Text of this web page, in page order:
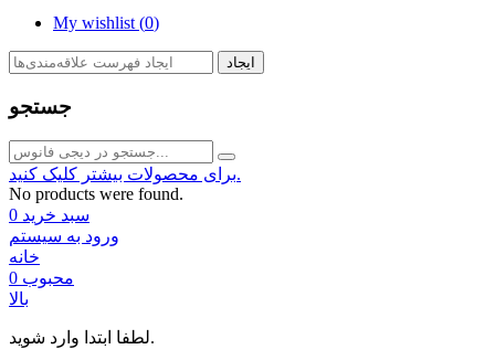
My wishlist (0)
ایجاد
جستجو
برای محصولات بیشتر کلیک کنید.
No products were found.
سبد خرید 0
ورود به سیستم
خانه
محبوب 0
بالا
لطفا ابتدا وارد شوید.